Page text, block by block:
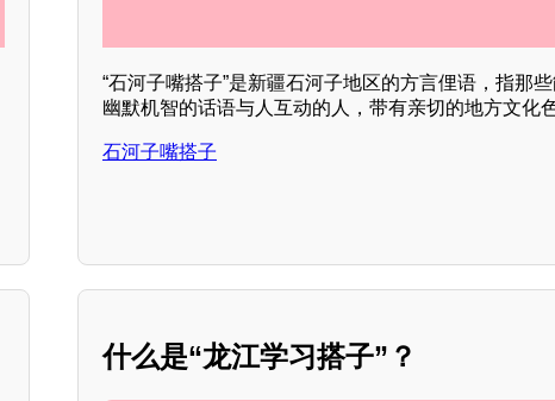
“石河子嘴搭子”是新疆石河子地区的方言俚语，指那
幽默机智的话语与人互动的人，带有亲切的地方文化色
石河子嘴搭子
什么是“龙江学习搭子”？